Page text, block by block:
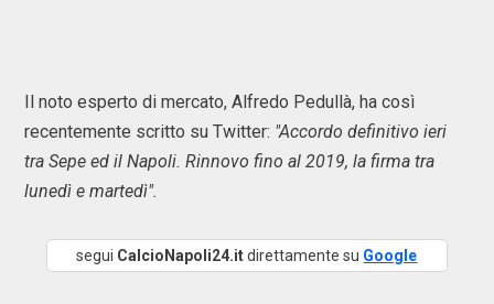
Il noto esperto di mercato, Alfredo Pedullà, ha così
recentemente scritto su Twitter: "Accordo definitivo ieri
tra Sepe ed il Napoli. Rinnovo fino al 2019, la firma tra
lunedì e martedì".
segui CalcioNapoli24.itdirettamente su Google